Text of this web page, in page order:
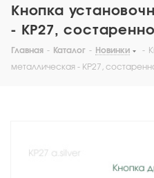
Кнопка
- KP27,
Главная - Каталог - Новинки -
металлическая - KP27,